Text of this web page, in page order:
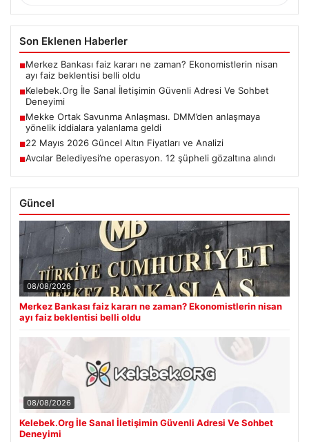
Son Eklenen Haberler
■Merkez Bankası faiz kararı ne zaman? Ekonomistlerin nisan
ayı faiz beklentisi belli oldu
■Kelebek.Org İle Sanal İletişimin Güvenli Adresi Ve Sohbet
Deneyimi
■Mekke Ortak Savunma Anlaşması. DMM’den anlaşmaya
yönelik iddialara yalanlama geldi
■22 Mayıs 2026 Güncel Altın Fiyatları ve Analizi
■Avcılar Belediyesi’ne operasyon. 12 şüpheli gözaltına alındı
Güncel
08/08/2026
Merkez Bankası faiz kararı ne zaman? Ekonomistlerin nisan
ayı faiz beklentisi belli oldu
08/08/2026
Kelebek.Org İle Sanal İletişimin Güvenli Adresi Ve Sohbet
Deneyimi